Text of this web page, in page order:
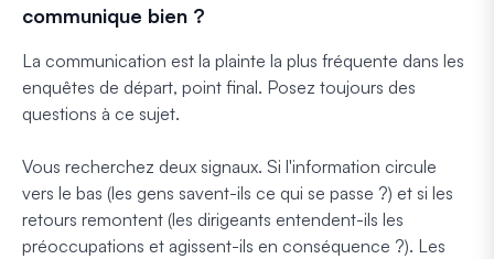
communique bien ?
La communication est la plainte la plus fréquente dans les
enquêtes de départ, point final. Posez toujours des
questions à ce sujet.
Vous recherchez deux signaux. Si l'information circule
vers le bas (les gens savent-ils ce qui se passe ?) et si les
retours remontent (les dirigeants entendent-ils les
préoccupations et agissent-ils en conséquence ?). Les